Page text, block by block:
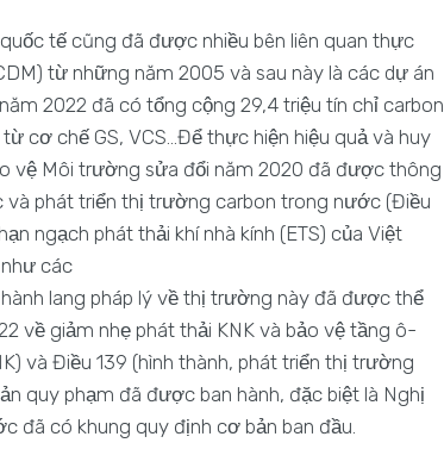
tế cũng đã được nhiều bên liên quan thực
từ những năm 2005 và sau này là các dự án
2022 đã có tổng cộng 29,4 triệu tín chỉ carbon
cơ chế GS, VCS…Để thực hiện hiệu quả và huy
vệ Môi trường sửa đổi năm 2020 đã được thông
phát triển thị trường carbon trong nước (Điều
ngạch phát thải khí nhà kính (ETS) của Việt
các
lang pháp lý về thị trường này đã được thể
về giảm nhẹ phát thải KNK và bảo vệ tầng ô-
và Điều 139 (hình thành, phát triển thị trường
quy phạm đã được ban hành, đặc biệt là Nghị
có khung quy định cơ bản ban đầu.